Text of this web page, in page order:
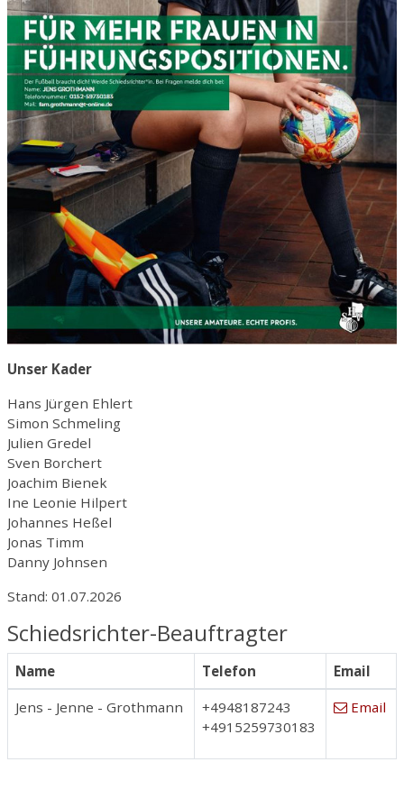
Unser Kader
Hans Jürgen Ehlert
Simon Schmeling
Julien Gredel
Sven Borchert
Joachim Bienek
Ine Leonie Hilpert
Johannes Heßel
Jonas Timm
Danny Johnsen
Stand: 01.07.2026
Schiedsrichter-Beauftragter
Name Telefon
Email
Jens - Jenne - Grothmann
+4948187243
+4915259730183
Email